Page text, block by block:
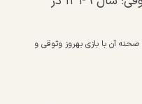
آن با بازی بهروز وثوقی و